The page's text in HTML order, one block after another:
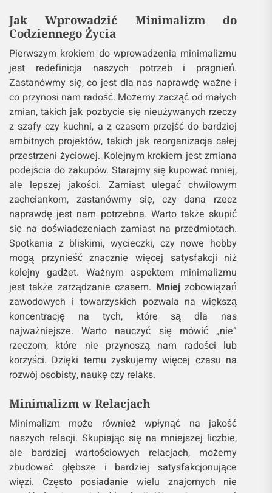
Jak Wprowadzić Minimalizm do
Codziennego Życia
Pierwszym krokiem do wprowadzenia minimalizmu
jest redefinicja naszych potrzeb i pragnień.
Zastanówmy się, co jest dla nas naprawdę ważne i
co przynosi nam radość. Możemy zacząć od małych
zmian, takich jak pozbycie się nieużywanych rzeczy
z szafy czy kuchni, a z czasem przejść do bardziej
ambitnych projektów, takich jak reorganizacja całej
przestrzeni życiowej. Kolejnym krokiem jest zmiana
podejścia do zakupów. Starajmy się kupować mniej,
ale lepszej jakości. Zamiast ulegać chwilowym
zachciankom, zastanówmy się, czy dana rzecz
naprawdę jest nam potrzebna. Warto także skupić
się na doświadczeniach zamiast na przedmiotach.
Spotkania z bliskimi, wycieczki, czy nowe hobby
mogą przynieść znacznie więcej satysfakcji niż
kolejny gadżet. Ważnym aspektem minimalizmu
jest także zarządzanie czasem. Mniejzobowiązań
zawodowych i towarzyskich pozwala na większą
koncentrację na tych, które są dla nas
najważniejsze. Warto nauczyć się mówić „nie”
rzeczom, które nie przynoszą nam radości lub
korzyści. Dzięki temu zyskujemy więcej czasu na
rozwój osobisty, naukę czy relaks.
Minimalizm w Relacjach
Minimalizm może również wpłynąć na jakość
naszych relacji. Skupiając się na mniejszej liczbie,
ale bardziej wartościowych relacjach, możemy
zbudować głębsze i bardziej satysfakcjonujące
więzi. Często posiadanie wielu znajomych nie